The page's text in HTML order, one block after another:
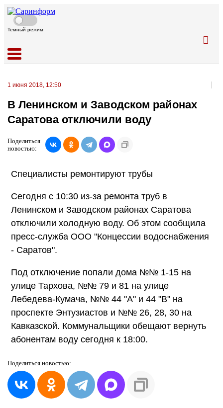
Темный режим
1 июня 2018, 12:50
В Ленинском и Заводском районах
Саратова отключили воду
Поделиться
новостью:
Специалисты ремонтируют трубы
Сегодня с 10:30 из-за ремонта труб в
Ленинском и Заводском районах Саратова
отключили холодную воду. Об этом сообщила
пресс-служба ООО "Концессии водоснабжения
- Саратов".
Под отключение попали дома №№ 1-15 на
улице Тархова, №№ 79 и 81 на улице
Лебедева-Кумача, №№ 44 "А" и 44 "В" на
проспекте Энтузиастов и №№ 26, 28, 30 на
Кавказской. Коммунальщики обещают вернуть
абонентам воду сегодня к 18:00.
Поделиться новостью: